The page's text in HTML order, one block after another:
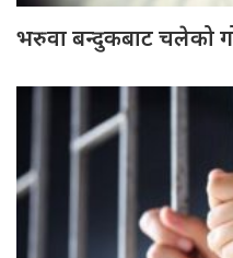
भरुवा बन्दुकबाट चलेको